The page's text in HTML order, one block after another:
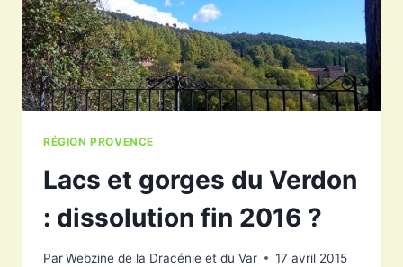
RÉGION PROVENCE
Lacs et gorges du Verdon
: dissolution fin 2016 ?
ParWebzine de la Dracénie et du Var 17 avril 2015